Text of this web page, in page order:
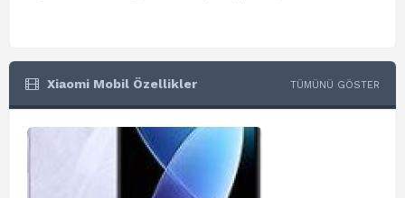
Xiaomi Mobil Özellikler TÜMÜNÜ GÖSTER